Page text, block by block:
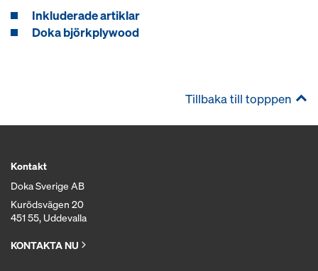
Inkluderade artiklar
Doka björkplywood
Tillbaka till topppen
Kontakt
Doka Sverige AB
Kurödsvägen 20
451 55, Uddevalla
KONTAKTA NU